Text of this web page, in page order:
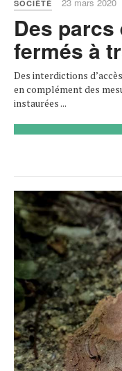
SOCIÉTÉ
Des
fermés à
Des interdictions
en complément des
instaurées ...